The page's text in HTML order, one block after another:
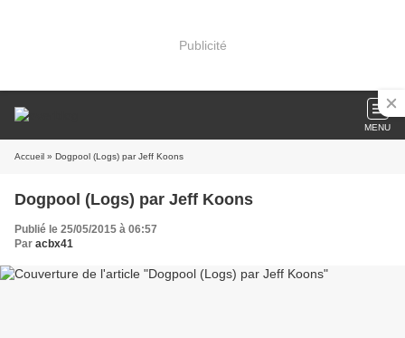
Publicité
MENU
Accueil » Dogpool (Logs) par Jeff Koons
Dogpool (Logs) par Jeff Koons
Publié le 25/05/2015 à 06:57
Par acbx41